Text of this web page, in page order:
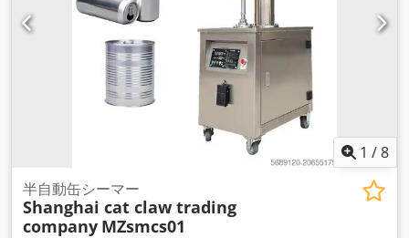
1 /8
半自動缶シーマー
Shanghai cat claw trading
company MZsmcs01